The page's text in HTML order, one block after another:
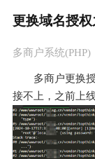
更换域名授
多商户系统(PHP)
多商户更换
接不上，之前上